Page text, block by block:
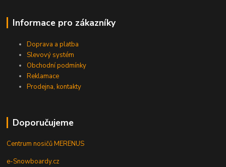
Informace pro zákazníky
Doprava a platba
Slevový systém
Obchodní podmínky
Reklamace
Prodejna, kontakty
Doporučujeme
Centrum nosičů MERENUS
e-Snowboardy.cz